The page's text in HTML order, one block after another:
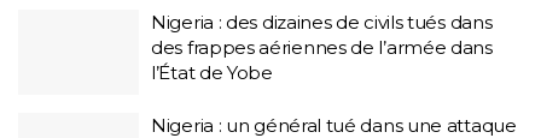
Nigeria : des dizaines de civils tués dans
des frappes aériennes de l’armée dans
l’État de Yobe
Nigeria : un général tué dans une attaque